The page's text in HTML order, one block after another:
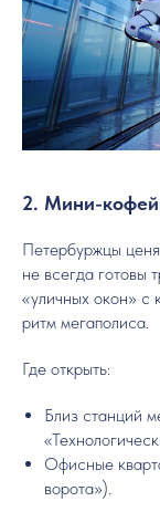
2. Мини-
Петербуржцы
не всегда готовы
«уличных окон» с
ритм мегаполиса.
Где открыть:
Близ станций
Офисные
ворота»).